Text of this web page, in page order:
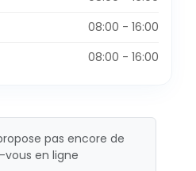
08:00 - 16:00
08:00 - 16:00
pas encore de
vous en ligne